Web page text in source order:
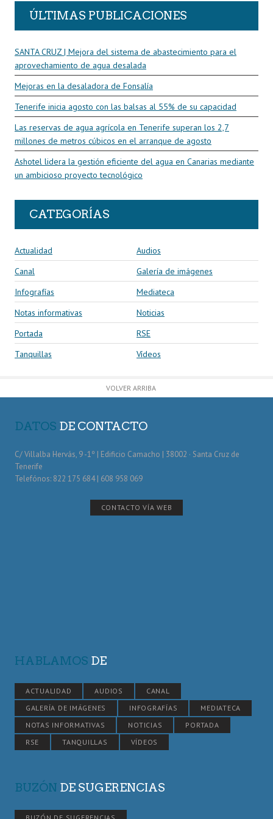
ÚLTIMAS PUBLICACIONES
SANTA CRUZ | Mejora del sistema de abastecimiento para el
aprovechamiento de agua desalada
Mejoras en la desaladora de Fonsalía
Tenerife inicia agosto con las balsas al 55% de su capacidad
Las reservas de agua agrícola en Tenerife superan los 2,7
millones de metros cúbicos en el arranque de agosto
Ashotel lidera la gestión eficiente del agua en Canarias mediante
un ambicioso proyecto tecnológico
CATEGORÍAS
Actualidad
Audios
Canal
Galería de imágenes
Infografías
Mediateca
Notas informativas
Noticias
Portada
RSE
Tanquillas
Vídeos
VOLVER ARRIBA
DATOS DE CONTACTO
C/ Villalba Hervás, 9 -1º | Edificio Camacho | 38002 · Santa Cruz de
Tenerife
Telefónos: 822 175 684 | 608 958 069
CONTACTO VÍA WEB
HABLAMOS DE
ACTUALIDAD AUDIOS
CANAL
GALERÍA DE IMÁGENES
INFOGRAFÍAS
MEDIATECA
NOTAS INFORMATIVAS
NOTICIAS
PORTADA
RSE
TANQUILLAS VÍDEOS
BUZÓN DE SUGERENCIAS